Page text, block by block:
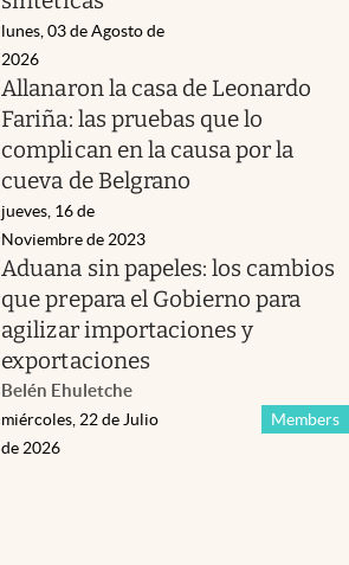
lunes, 03 de Agosto de
2026
Allanaron la casa de Leonardo
Fariña: las pruebas que lo
complican en la causa por la
cueva de Belgrano
jueves, 16 de
Noviembre de 2023
Aduana sin papeles: los cambios
que prepara el Gobierno para
agilizar importaciones y
exportaciones
Belén Ehuletche
Members
miércoles, 22 de Julio
de 2026